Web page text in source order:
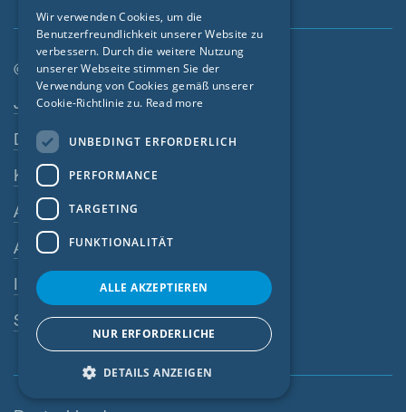
© SIGA 2026
Footer-Navigation
Jobs
Datenschutz
Kontakt
AGB
AEB
Impressum
SIGA-Meldesystem
FRENCH
CZECH
NORWEGIAN
Wir verwenden Cookies, um die
Benutzerfreundlichkeit unserer Website zu
verbessern. Durch die weitere Nutzung
unserer Webseite stimmen Sie der
Verwendung von Cookies gemäß unserer
Cookie-Richtlinie zu. Read more
UNBEDINGT ERFORDERLICH
PERFORMANCE
TARGETING
FUNKTIONALITÄT
ALLE AKZEPTIEREN
NUR ERFORDERLICHE
DETAILS ANZEIGEN